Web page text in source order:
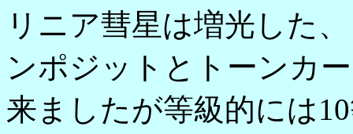
リニア彗星は増光した
ンポジットとトーンカ
来ましたが等級的には